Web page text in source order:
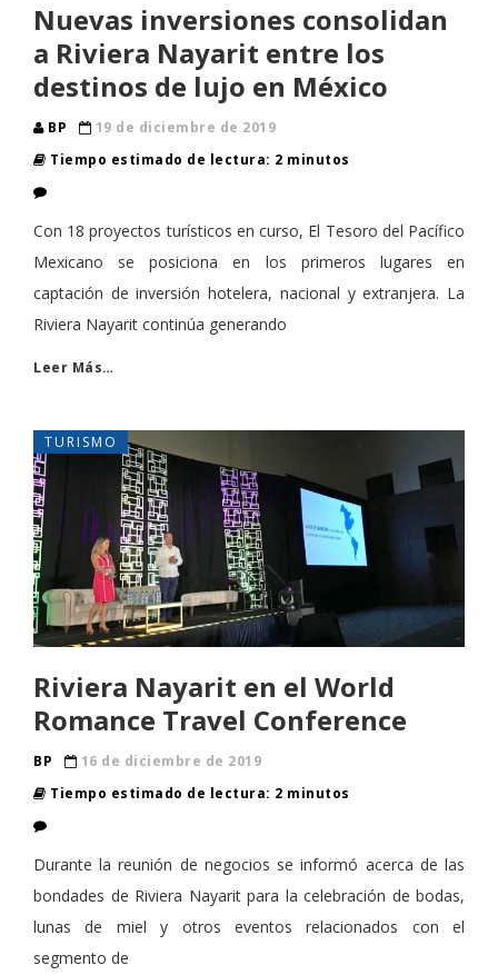
Nuevas inversiones consolidan
a Riviera Nayarit entre los
destinos de lujo en México
BP
19 de diciembre de 2019
Tiempo estimado de lectura: 2 minutos
Con 18 proyectos turísticos en curso, El Tesoro del Pacífico
Mexicano se posiciona en los primeros lugares en
captación de inversión hotelera, nacional y extranjera. La
Riviera Nayarit continúa generando
Leer Más…
TURISMO
Riviera Nayarit en el World
Romance Travel Conference
BP
16 de diciembre de 2019
Tiempo estimado de lectura: 2 minutos
Durante la reunión de negocios se informó acerca de las
bondades de Riviera Nayarit para la celebración de bodas,
lunas de miel y otros eventos relacionados con el
segmento de